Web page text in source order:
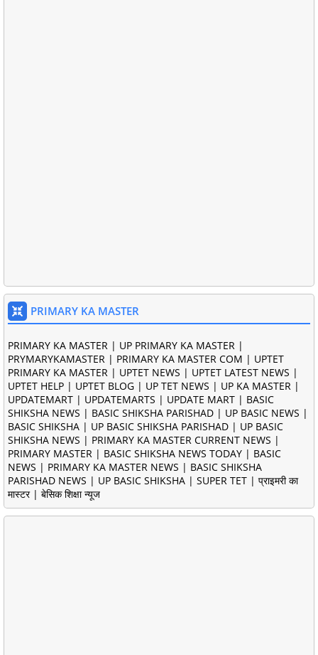
PRIMARY KA MASTER
PRIMARY KA MASTER | UP PRIMARY KA MASTER |
PRYMARYKAMASTER | PRIMARY KA MASTER COM | UPTET
PRIMARY KA MASTER | UPTET NEWS | UPTET LATEST NEWS |
UPTET HELP | UPTET BLOG | UP TET NEWS | UP KA MASTER |
UPDATEMART | UPDATEMARTS | UPDATE MART | BASIC
SHIKSHA NEWS | BASIC SHIKSHA PARISHAD | UP BASIC NEWS |
BASIC SHIKSHA | UP BASIC SHIKSHA PARISHAD | UP BASIC
SHIKSHA NEWS | PRIMARY KA MASTER CURRENT NEWS |
PRIMARY MASTER | BASIC SHIKSHA NEWS TODAY | BASIC
NEWS | PRIMARY KA MASTER NEWS | BASIC SHIKSHA
PARISHAD NEWS | UP BASIC SHIKSHA | SUPER TET | प्राइमरी का
मास्टर | बेसिक शिक्षा न्यूज